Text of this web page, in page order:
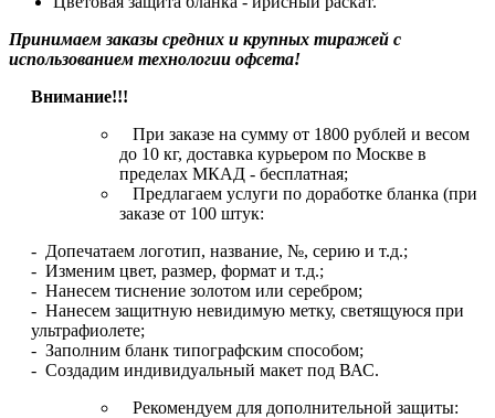
Принимаем заказы средних и крупных тиражей с
использованием технологии офсета!
Внимание!!!
При заказе на сумму от 1800 рублей и весом
до 10 кг, доставка курьером по Москве в
пределах МКАД - бесплатная;
Предлагаем услуги по доработке бланка (при
заказе от 100 штук:
- Допечатаем логотип, название, №, серию и т.д.;
- Изменим цвет, размер, формат и т.д.;
- Нанесем тиснение золотом или серебром;
- Нанесем защитную невидимую метку, светящуюся при
ультрафиолете;
- Заполним бланк типографским способом;
- Создадим индивидуальный макет под ВАС.
Рекомендуем для дополнительной защиты: